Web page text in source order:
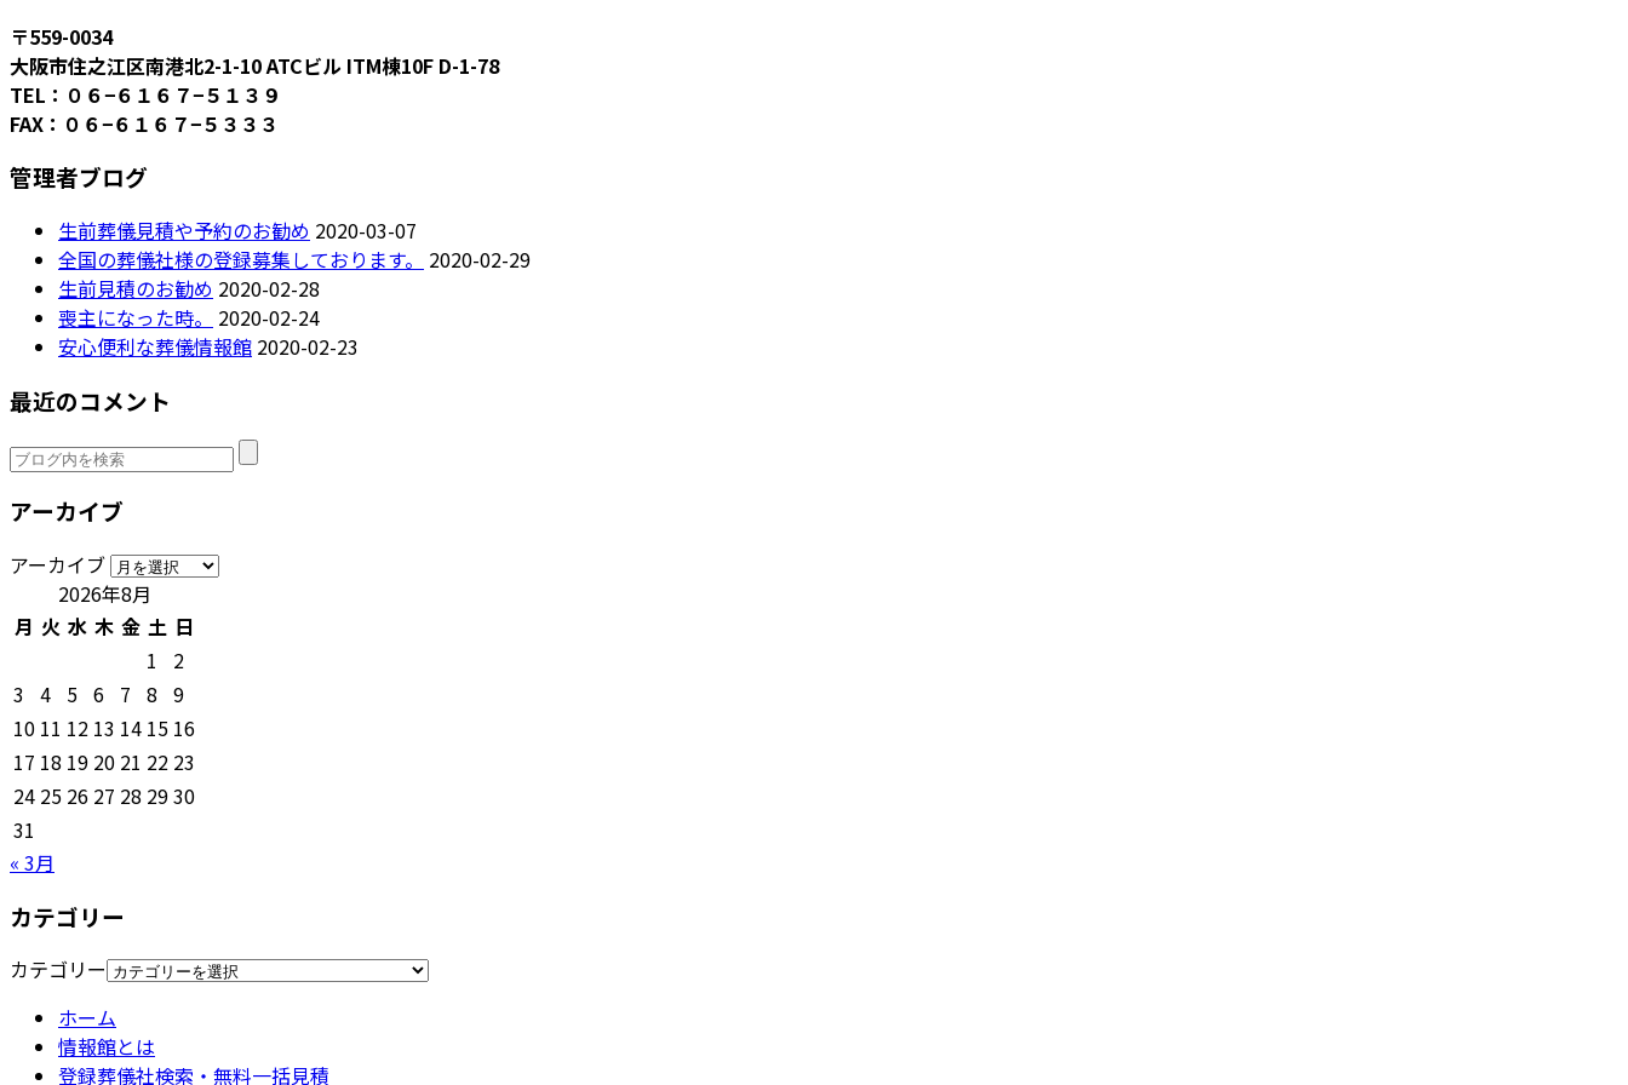
〒559-0034
大阪市住之江区南港北2-1-10 ATCビル ITM棟10F D-1-78
TEL：０６−６１６７−５１３９
FAX：０６−６１６７−５３３３
管理者ブログ
生前葬儀見積や予約のお勧め 2020-03-07
全国の葬儀社様の登録募集しております。
2020-02-29
生前見積のお勧め 2020-02-28
喪主になった時。
2020-02-24
安心便利な葬儀情報館 2020-02-23
最近のコメント
アーカイブ
アーカイブ
2026年8月
月 火 水 木 金 土 日
1
2
3 4 5 6 7 8 9
10 11 12 13 14 15 16
17 18 19 20 21 22 23
24 25 26 27 28 2930
31
« 3月
カテゴリー
カテゴリー
ホーム
情報館とは
登録葬儀社検索・無料一括見積